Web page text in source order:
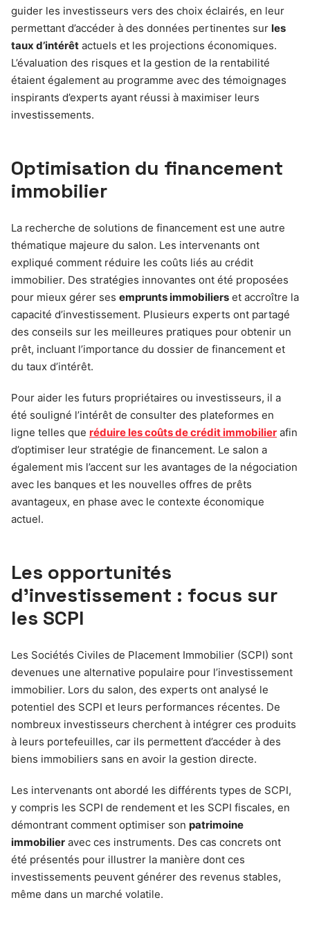
guider les investisseurs vers des choix éclairés, en leur
permettant d’accéder à des données pertinentes sur les
taux d’intérêt actuels et les projections économiques.
L’évaluation des risques et la gestion de la rentabilité
étaient également au programme avec des témoignages
inspirants d’experts ayant réussi à maximiser leurs
investissements.
Optimisation du financement
immobilier
La recherche de solutions de financement est une autre
thématique majeure du salon. Les intervenants ont
expliqué comment réduire les coûts liés au crédit
immobilier. Des stratégies innovantes ont été proposées
pour mieux gérer ses emprunts immobiliers et accroître la
capacité d’investissement. Plusieurs experts ont partagé
des conseils sur les meilleures pratiques pour obtenir un
prêt, incluant l’importance du dossier de financement et
du taux d’intérêt.
Pour aider les futurs propriétaires ou investisseurs, il a
été souligné l’intérêt de consulter des plateformes en
ligne telles que réduire les coûts de crédit immobilier afin
d’optimiser leur stratégie de financement. Le salon a
également mis l’accent sur les avantages de la négociation
avec les banques et les nouvelles offres de prêts
avantageux, en phase avec le contexte économique
actuel.
Les opportunités
d’investissement : focus sur
les SCPI
Les Sociétés Civiles de Placement Immobilier (SCPI) sont
devenues une alternative populaire pour l’investissement
immobilier. Lors du salon, des experts ont analysé le
potentiel des SCPI et leurs performances récentes. De
nombreux investisseurs cherchent à intégrer ces produits
à leurs portefeuilles, car ils permettent d’accéder à des
biens immobiliers sans en avoir la gestion directe.
Les intervenants ont abordé les différents types de SCPI,
y compris les SCPI de rendement et les SCPI fiscales, en
démontrant comment optimiser son patrimoine
immobilier avec ces instruments. Des cas concrets ont
été présentés pour illustrer la manière dont ces
investissements peuvent générer des revenus stables,
même dans un marché volatile.